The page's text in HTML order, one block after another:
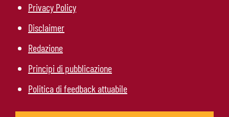
Privacy Policy
Disclaimer
Redazione
Principi di pubblicazione
Politica di feedback attuabile